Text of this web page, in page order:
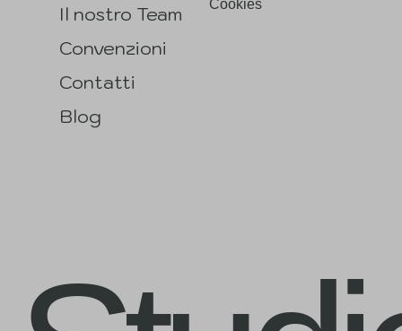
Il nostro Team
Convenzioni
Contatti
Blog
Cookies